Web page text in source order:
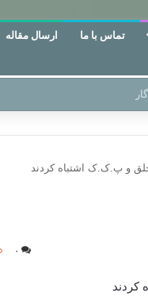
تماس با ما ارسال مقاله
و پ.ک.ک اشتباه کردند
۰
کردند